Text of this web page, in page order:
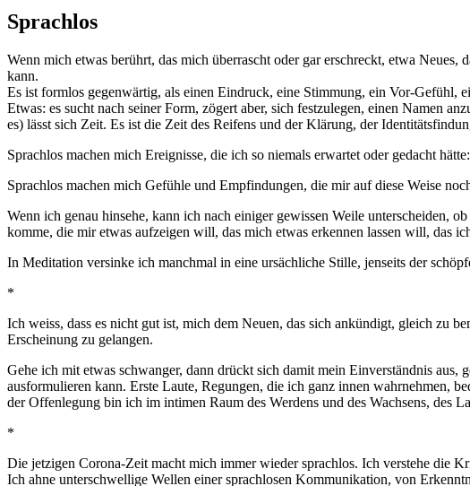
Sprachlos
Wenn mich etwas berührt, das mich überrascht oder gar erschreckt, etwa
kann.
Es ist formlos gegenwärtig, als einen Eindruck, eine Stimmung, ein Vor-Gefühl,
Etwas: es sucht nach seiner Form, zögert aber, sich festzulegen, einen Namen
es) lässt sich Zeit. Es ist die Zeit des Reifens und der Klärung, der
Sprachlos machen mich Ereignisse, die ich so niemals erwartet oder gedacht
Sprachlos machen mich Gefühle und Empfindungen, die mir auf diese Weise
Wenn ich genau hinsehe, kann ich nach einiger gewissen Weile unterscheiden,
komme, die mir etwas aufzeigen will, das mich etwas erkennen lassen will, das
In Meditation versinke ich manchmal in eine ursächliche Stille, jenseits der
*
Ich weiss, dass es nicht gut ist, mich dem Neuen, das sich ankündigt, gleich zu
Erscheinung zu gelangen.
Gehe ich mit etwas schwanger, dann drückt sich damit mein Einverständnis
ausformulieren kann. Erste Laute, Regungen, die ich ganz innen wahrnehmen,
der Offenlegung bin ich im intimen Raum des Werdens und des Wachsens, des
*
Die jetzigen Corona-Zeit macht mich immer wieder sprachlos. Ich verstehe die
Ich ahne unterschwellige Wellen einer sprachlosen Kommunikation, von